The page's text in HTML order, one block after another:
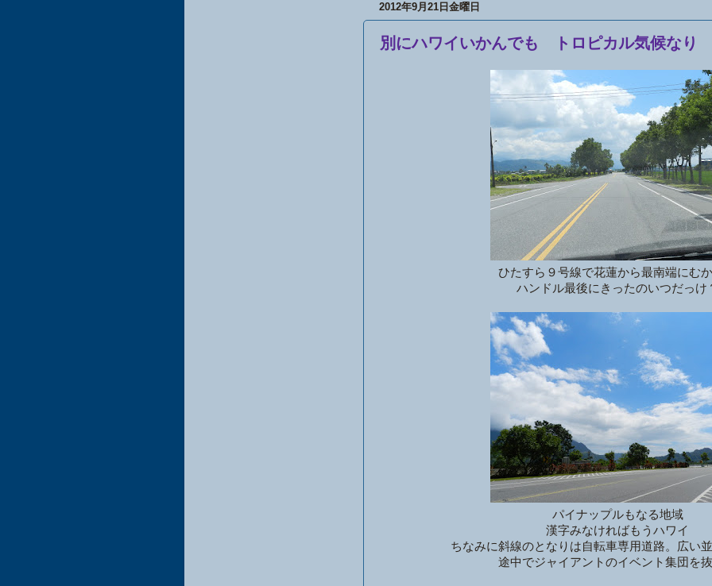
2012年9月21日金曜日
別にハワイいかんでも トロピカル気候なり
ひたすら９号線で花蓮から最南端にむ
ハンドル最後にきったのいつだっけ
パイナップルもなる地域
漢字みなければもうハワイ
ちなみに斜線のとなりは自転車専用道路。広い
途中でジャイアントのイベント集団を